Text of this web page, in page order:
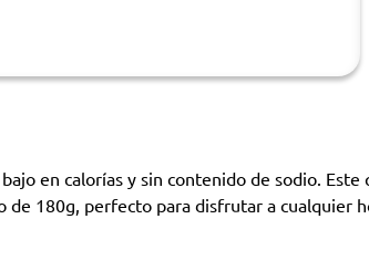
en calorías y sin contenido de sodio.
de 180g, perfecto para disfrutar a cualquier